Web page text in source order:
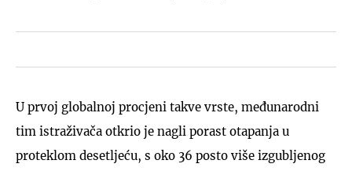
U prvoj globalnoj procjeni takve vrste, međunarodni
tim istraživača otkrio je nagli porast otapanja u
proteklom desetljeću, s oko 36 posto više izgubljenog